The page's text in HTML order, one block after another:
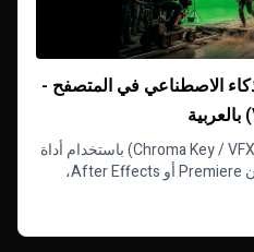
الاصطناعي في المتصفح -
كيفية استبدال الخلفية الخضراء (Chroma Key / VFX) باستخدام أداة
الفيديو-إلى-فيديو في Kolbo - دون Premiere أو After Effects،